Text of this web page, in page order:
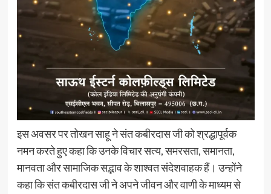
इस अवसर पर तोखन साहू ने संत कबीरदास जी को श्रद्धापूर्वक
नमन करते हुए कहा कि उनके विचार सत्य, समरसता, समानता,
मानवता और सामाजिक सद्भाव के शाश्वत संदेशवाहक हैं। उन्होंने
कहा कि संत कबीरदास जी ने अपने जीवन और वाणी के माध्यम से